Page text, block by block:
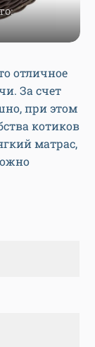
отличное
За счет
при этом
котиков
матрас,